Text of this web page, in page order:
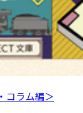
コラム編＞